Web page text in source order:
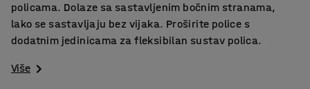
policama. Dolaze sa sastavljenim bočnim stranama,
lako se sastavljaju bez vijaka. Proširite police s
dodatnim jedinicama za fleksibilan sustav polica.
Više